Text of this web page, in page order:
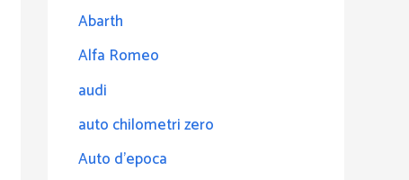
Abarth
Alfa Romeo
audi
auto chilometri zero
Auto d'epoca